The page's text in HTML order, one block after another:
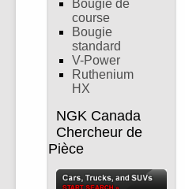
Bougie de
course
Bougie
standard
V-Power
Ruthenium
HX
NGK Canada
Chercheur de
Pièce